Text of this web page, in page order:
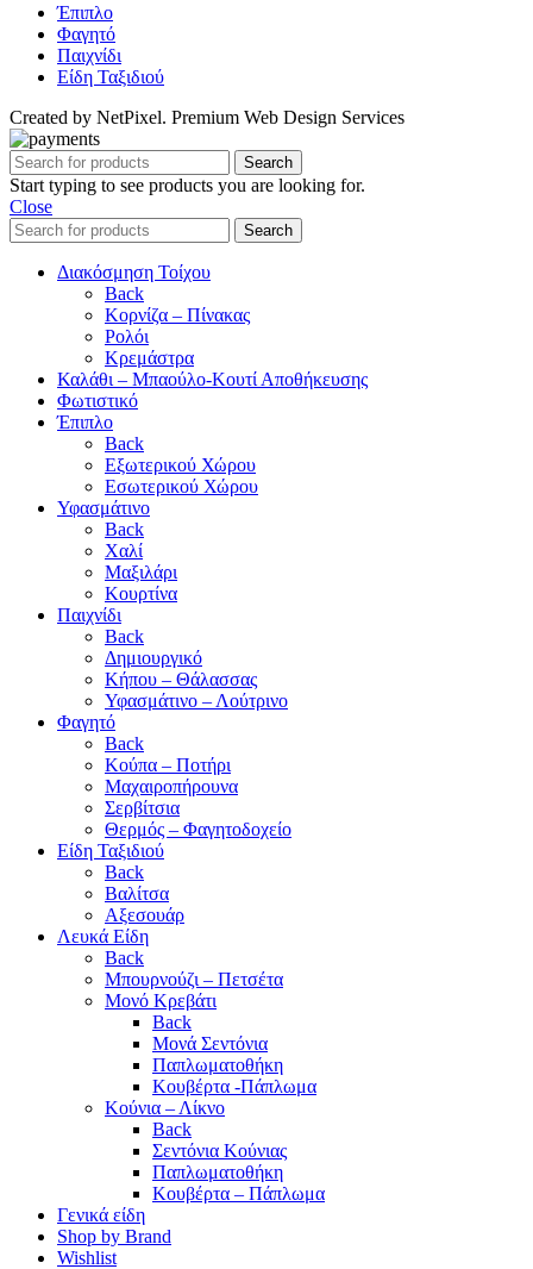
Έπιπλο
Φαγητό
Παιχνίδι
Είδη Ταξιδιού
Created by NetPixel. Premium Web Design Services
Search
Start typing to see products you are looking for.
Close
Search
Διακόσμηση Τοίχου
Back
Κορνίζα – Πίνακας
Ρολόι
Κρεμάστρα
Καλάθι – Μπαούλο-Κουτί Αποθήκευσης
Φωτιστικό
Έπιπλο
Back
Εξωτερικού Χώρου
Εσωτερικού Χώρου
Υφασμάτινο
Back
Χαλί
Μαξιλάρι
Κουρτίνα
Παιχνίδι
Back
Δημιουργικό
Κήπου – Θάλασσας
Υφασμάτινο – Λούτρινο
Φαγητό
Back
Κούπα – Ποτήρι
Μαχαιροπήρουνα
Σερβίτσια
Θερμός – Φαγητοδοχείο
Είδη Ταξιδιού
Back
Βαλίτσα
Αξεσουάρ
Λευκά Είδη
Back
Μπουρνούζι – Πετσέτα
Μονό Κρεβάτι
Back
Μονά Σεντόνια
Παπλωματοθήκη
Κουβέρτα -Πάπλωμα
Κούνια – Λίκνο
Back
Σεντόνια Κούνιας
Παπλωματοθήκη
Κουβέρτα – Πάπλωμα
Γενικά είδη
Shop by Brand
Wishlist